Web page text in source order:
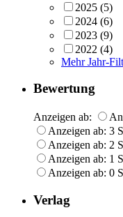
2025 (5)
2024 (6)
2023 (9)
2022 (4)
Mehr Jahr-
Bewertung
Anzeigen ab:
Anzeigen ab: 3
Anzeigen ab: 2
Anzeigen ab: 1
Anzeigen ab: 0
Verlag